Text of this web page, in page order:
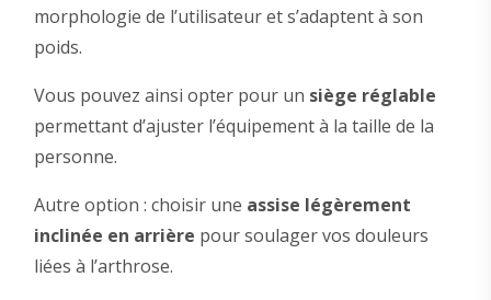
morphologie de l’utilisateur et s’adaptent à son
poids.
Vous pouvez ainsi opter pour un siège réglable
permettant d’ajuster l’équipement à la taille de la
personne.
Autre option : choisir une assise légèrement
inclinée en arrière pour soulager vos douleurs
liées à l’arthrose.